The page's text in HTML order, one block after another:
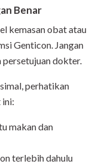
Benar
kemasan obat atau
Genticon. Jangan
persetujuan dokter.
perhatikan
ini:
makan dan
terlebih dahulu